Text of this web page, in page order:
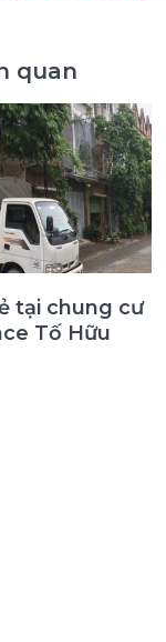
quan
tại chung cư
Tố Hữu